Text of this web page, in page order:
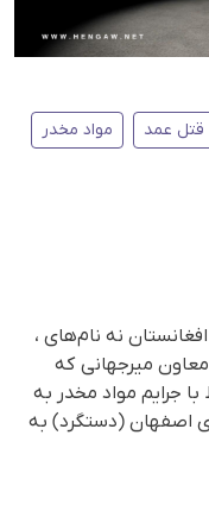
قتل عمد مواد مخدر
نه نام‌های ،
میرجهانی که
جرایم مواد مخدر به
اصفهان (دستگرد) به